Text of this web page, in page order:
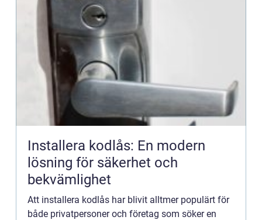
Installera kodlås: En modern
lösning för säkerhet och
bekvämlighet
Att installera kodlås har blivit alltmer populärt för
både privatpersoner och företag som söker en